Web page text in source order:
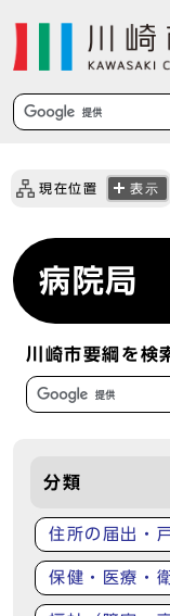
現在位置 表示
病院局
川崎市要綱を検
分類
住所の届出・
保健・医療・